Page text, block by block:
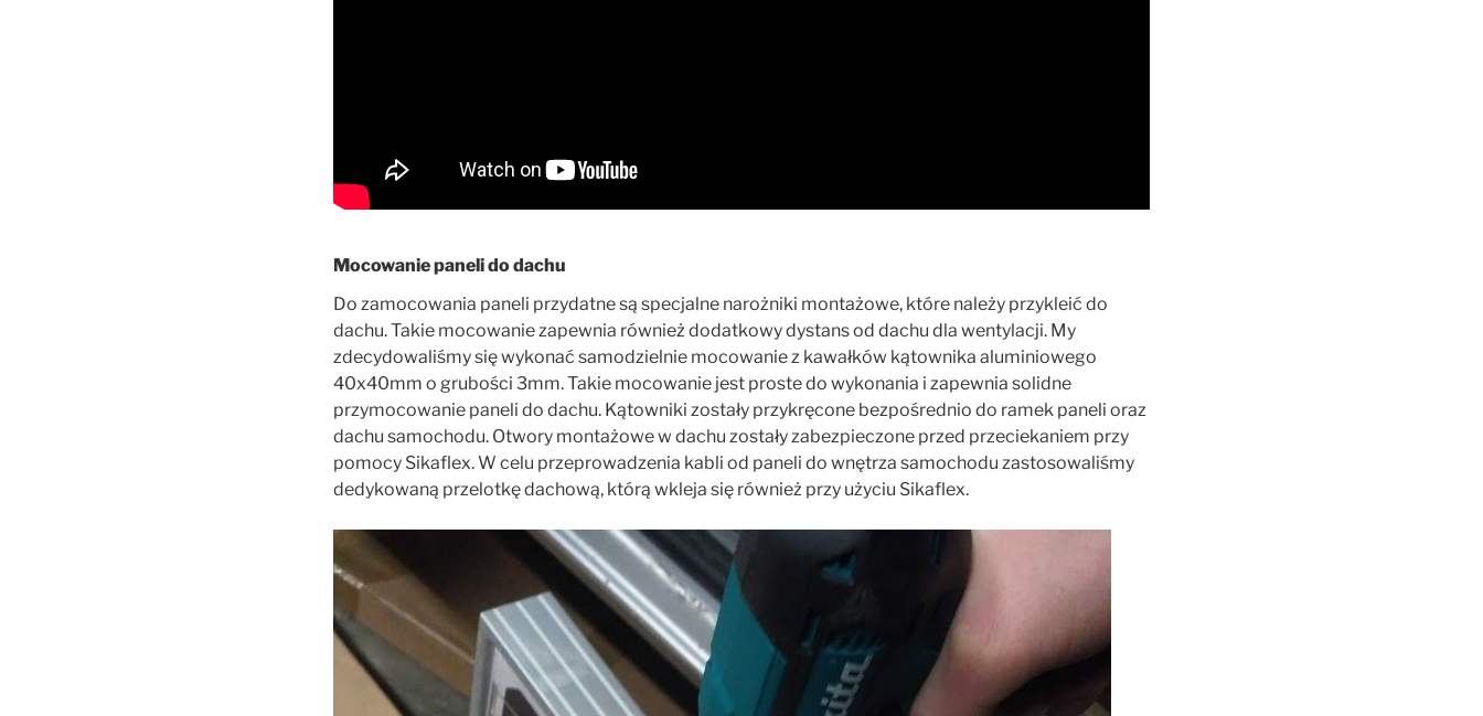
Mocowanie paneli do dachu
Do zamocowania paneli przydatne są specjalne narożniki montażowe, które należy przykleić do
dachu. Takie mocowanie zapewnia również dodatkowy dystans od dachu dla wentylacji. My
zdecydowaliśmy się wykonać samodzielnie mocowanie z kawałków kątownika aluminiowego
40x40mm o grubości 3mm. Takie mocowanie jest proste do wykonania i zapewnia solidne
przymocowanie paneli do dachu. Kątowniki zostały przykręcone bezpośrednio do ramek paneli oraz
dachu samochodu. Otwory montażowe w dachu zostały zabezpieczone przed przeciekaniem przy
pomocy Sikaflex. W celu przeprowadzenia kabli od paneli do wnętrza samochodu zastosowaliśmy
dedykowaną przelotkę dachową, którą wkleja się również przy użyciu Sikaflex.